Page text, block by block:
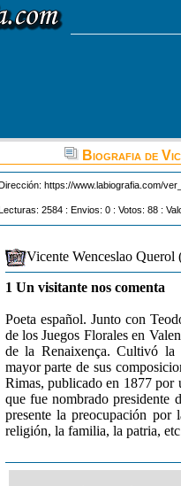
Biografia de
https://www.labiografia.com/
2584 : Envios: 0 : Votos: 88 :
Vicente Wenceslao
1 Un visitante nos comenta
Poeta español. Junto con
de los Juegos Florales en
de la Renaixença. Cultivó la
mayor parte de sus
Rimas, publicado en 1877 por
que fue nombrado presidente
presente la preocupación
religión, la familia, la patria,